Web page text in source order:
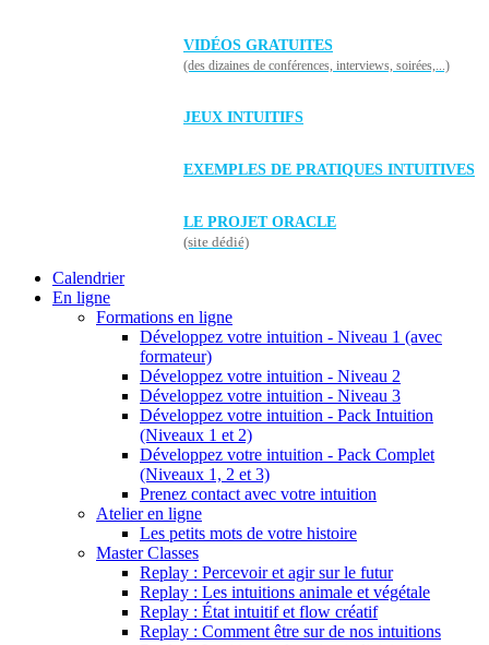
VIDÉOS GRATUITES
(des dizaines de conférences, interviews, soirées,...)
JEUX INTUITIFS
EXEMPLES DE PRATIQUES INTUITIVES
LE PROJET ORACLE
(site dédié)
Calendrier
En ligne
Formations en ligne
Développez votre intuition - Niveau 1 (avec
formateur)
Développez votre intuition - Niveau 2
Développez votre intuition - Niveau 3
Développez votre intuition - Pack Intuition
(Niveaux 1 et 2)
Développez votre intuition - Pack Complet
(Niveaux 1, 2 et 3)
Prenez contact avec votre intuition
Atelier en ligne
Les petits mots de votre histoire
Master Classes
Replay : Percevoir et agir sur le futur
Replay : Les intuitions animale et végétale
Replay : État intuitif et flow créatif
Replay : Comment être sur de nos intuitions